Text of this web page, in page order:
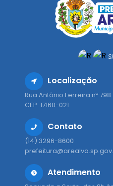
Localização
Rua Antônio Ferreira nº 798
CEP: 17160-021
Contato
(14) 3296-8600
Atendimento